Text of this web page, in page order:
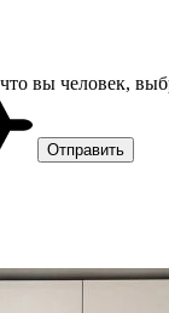
вы человек,